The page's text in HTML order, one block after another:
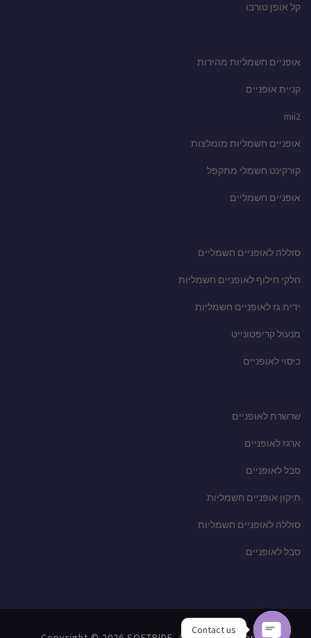
קל אופן טורבו
אופניים חשמליות מהירות
קניית אופניים
mii2
אופניים חשמליות מומלצות
קורקינט חשמלי מתקפל
אופניים חשמליים
סוללה לאופניים חשמליים
חלקי חילוף לאופניים חשמליות
ידית גז לאופניים חשמליות
מנעול קריפטונייט
כיסוי לאופניים
שרשרת לאופניים
ארגז לאופניים
סבל לאופניים
תיקון אופניים חשמליות
סוללה לאופניים חשמליות
סבל לאופניים
Contact us